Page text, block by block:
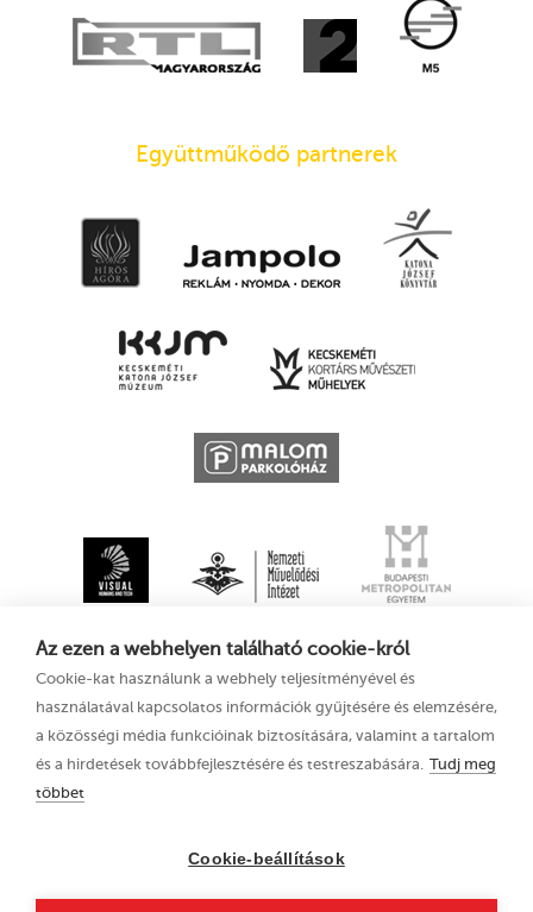
Az ezen a webhelyen található cookie-król
Cookie-kat használunk a webhely teljesítményével és
használatával kapcsolatos információk gyűjtésére és elemzésére,
a közösségi média funkcióinak biztosítására, valamint a tartalom
és a hirdetések továbbfejlesztésére és testreszabására. Tudj meg
többet
Cookie-beállítások
Együttműködő partnerek
XV. Kecskeméti
2021. augusztus 11–
15.